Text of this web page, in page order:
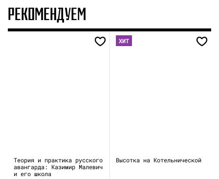
РЕКОМЕНДУЕМ
Теория и практика русского
авангарда: Казимир Малевич
и его школа
ХИТ
Высотка на Котельнической